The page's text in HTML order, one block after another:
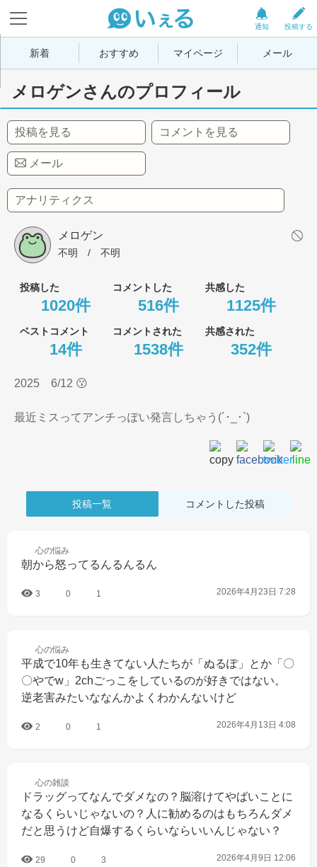
投稿する
通知
新着 おすすめ マイページ メール
メロゲンさんのプロフィール
投稿を見る コメントを見る
メール
アナリティクス
メロゲン
不明 / 不明
投稿した コメントした 共感した
1020件 516件 1125件
ベストコメント コメントされた 共感された
14件 1538件 352件
2025　6/12 😗
最近ミスってアンチっぽい発言しちゃう(´･_･`)
投稿一覧 コメントした投稿
心の悩み
朝から怒ってるんるんるん
3 0 1 2026年4月23日 7:28
心の悩み
平成で10年も生きてない人たちが「ぬるぽ」とか「〇
〇やでw」2chごっこをしているのが好きではない。
逆老害みたいななんかよくわかんないけど
2 0 1 2026年4月13日 4:08
心の雑談
ドラッグってなんでダメなの？脳溶けてやばいことに
なるくらいじゃないの？人に勧めるのはもちろんダメ
だと思うけど自爆するくらいならいいんじゃない？
29 0 3 2026年4月9日 12:06